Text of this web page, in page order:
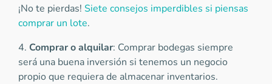
¡No te pierdas! Siete consejos imperdibles si piensas
comprar un lote.
4. Comprar o alquilar: Comprar bodegas siempre
será una buena inversión si tenemos un negocio
propio que requiera de almacenar inventarios.